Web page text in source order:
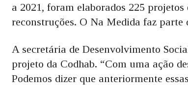
a 2021, foram elaborados 225
reconstruções. O Na Medida faz
A secretária de Desenvolvimento
projeto da Codhab. “Com uma ação
Podemos dizer que anteriormente